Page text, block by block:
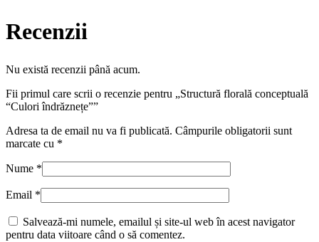
Recenzii
Nu există recenzii până acum.
Fii primul care scrii o recenzie pentru „Structură florală conceptuală
“Culori îndrăznețe””
Adresa ta de email nu va fi publicată. Câmpurile obligatorii sunt
marcate cu *
Nume *
Email *
Salvează-mi numele, emailul și site-ul web în acest navigator
pentru data viitoare când o să comentez.